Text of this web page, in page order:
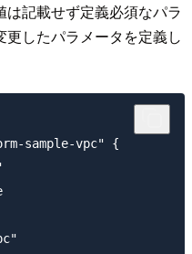
記載せず定義必須なパラ
したパラメータを定義し
sample-vpc" {